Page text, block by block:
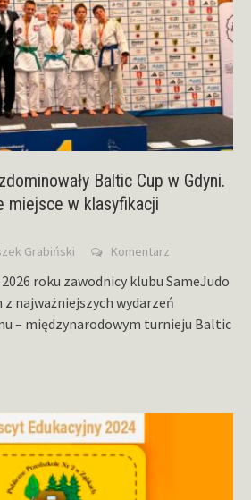
Baltic Cup w Gdyni.
miejsce w klasyfikacji
Grabiński Komentarz
roku zawodnicy klubu SameJudo
z najważniejszych wydarzeń
– międzynarodowym turnieju Baltic